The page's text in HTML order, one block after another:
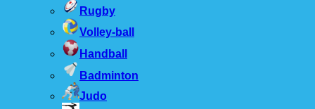
Rugby
Volley-ball
Handball
Badminton
Judo